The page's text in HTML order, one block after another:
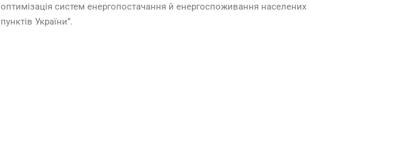
оптимізація систем енергопостачання й енергоспоживання населених
пунктів України”.